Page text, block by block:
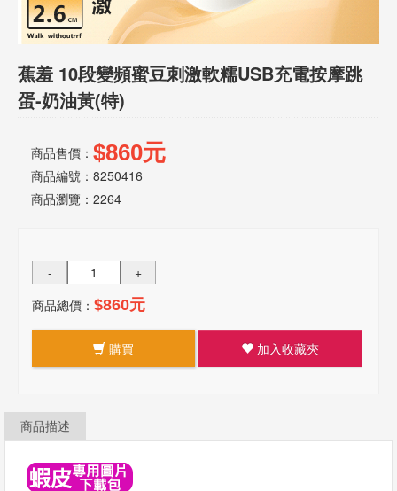
明
蕉羞 10段變頻蜜豆刺激軟糯USB充電按摩跳
蛋-奶油黃(特)
商品售價： $860元
商品編號：8250416
商品瀏覽： 2264
-
+
商品總價： $860元
購買 加入收藏夾
商品描述